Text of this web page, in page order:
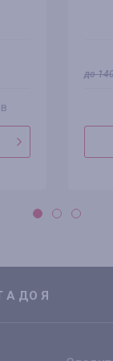
до
А ДО Я